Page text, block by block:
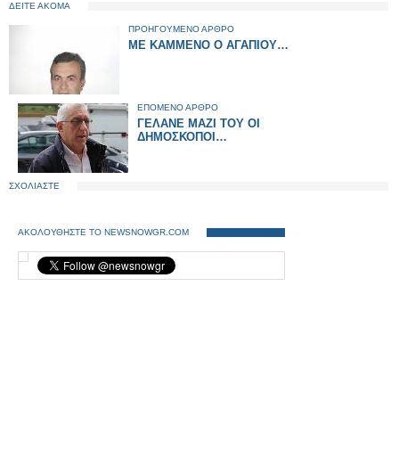
ΔΕΙΤΕ ΑΚΟΜΑ
ΠΡΟΗΓΟΥΜΕΝΟ ΑΡΘΡΟ
ΜΕ ΚΑΜΜΕΝΟ Ο ΑΓΑΠΙΟΥ…
ΕΠΟΜΕΝΟ ΑΡΘΡΟ
ΓΕΛΑΝΕ ΜΑΖΙ ΤΟΥ ΟΙ
ΔΗΜΟΣΚΟΠΟΙ…
ΣΧΟΛΙΑΣΤΕ
ΑΚΟΛΟΥΘΗΣΤΕ ΤΟ NEWSNOWGR.COM